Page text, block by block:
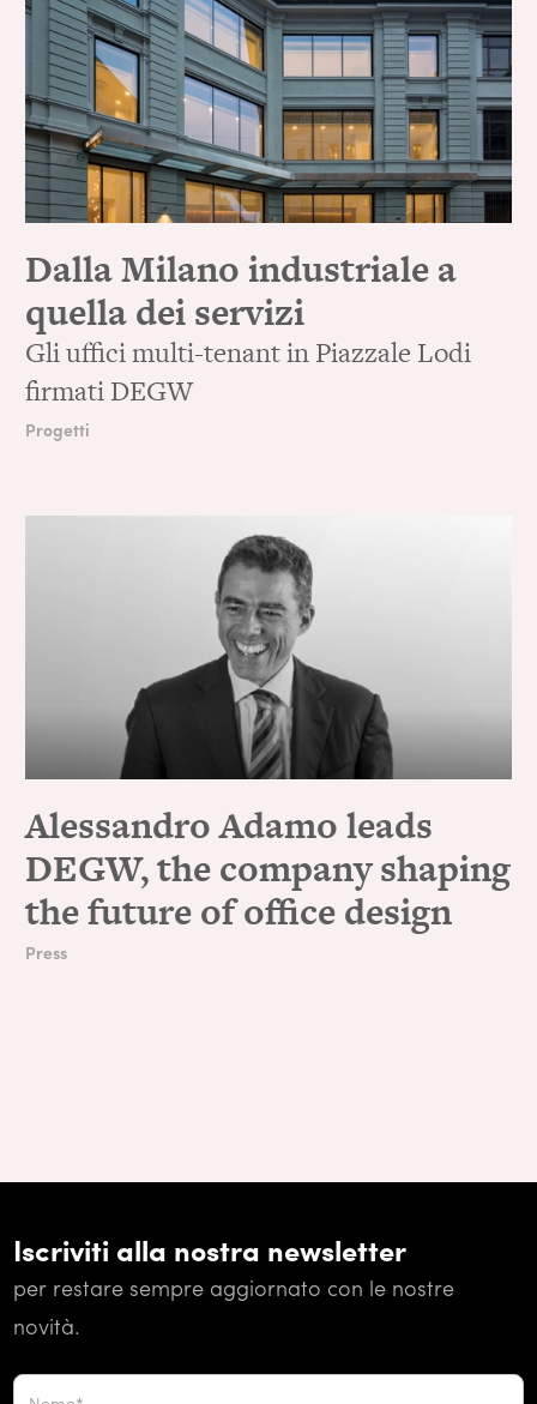
Dalla Milano industriale a
quella dei servizi
Gli uffici multi-tenant in Piazzale Lodi
firmati DEGW
Progetti
Alessandro Adamo leads
DEGW, the company shaping
the future of office design
Press
Iscriviti alla nostra newsletter
per restare sempre aggiornato con le nostre
novità.